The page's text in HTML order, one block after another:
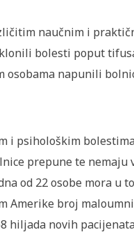
naučnim i
bolesti poput
napunili
i psihološkim
prepune te
od 22 osobe mora
Amerike broj
hiljada novih